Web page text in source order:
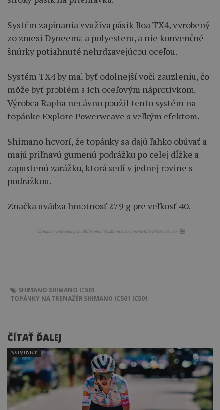
Systém zapínania využíva pásik Boa TX4, vyrobený
zo zmesi Dyneema a polyesteru, a nie konvenčné
šnúrky potiahnuté nehrdzavejúcou oceľou.
Systém TX4 by mal byť odolnejší voči zauzleniu, čo
môže byť problém s ich oceľovým náprotivkom.
Výrobca Rapha nedávno použil tento systém na
topánke Explore Powerweave s veľkým efektom.
Shimano hovorí, že topánky sa dajú ľahko obúvať a
majú priľnavú gumenú podrážku po celej dĺžke a
zapustenú zarážku, ktorá sedí v jednej rovine s
podrážkou.
Značka uvádza hmotnosť 279 g pre veľkosť 40.
SHIMANO SHIMANO IC501
TOPÁNKY NA TRENAŽÉR SHIMANO IC501 IC501
ČÍTAŤ ĎALEJ
NOVINKY